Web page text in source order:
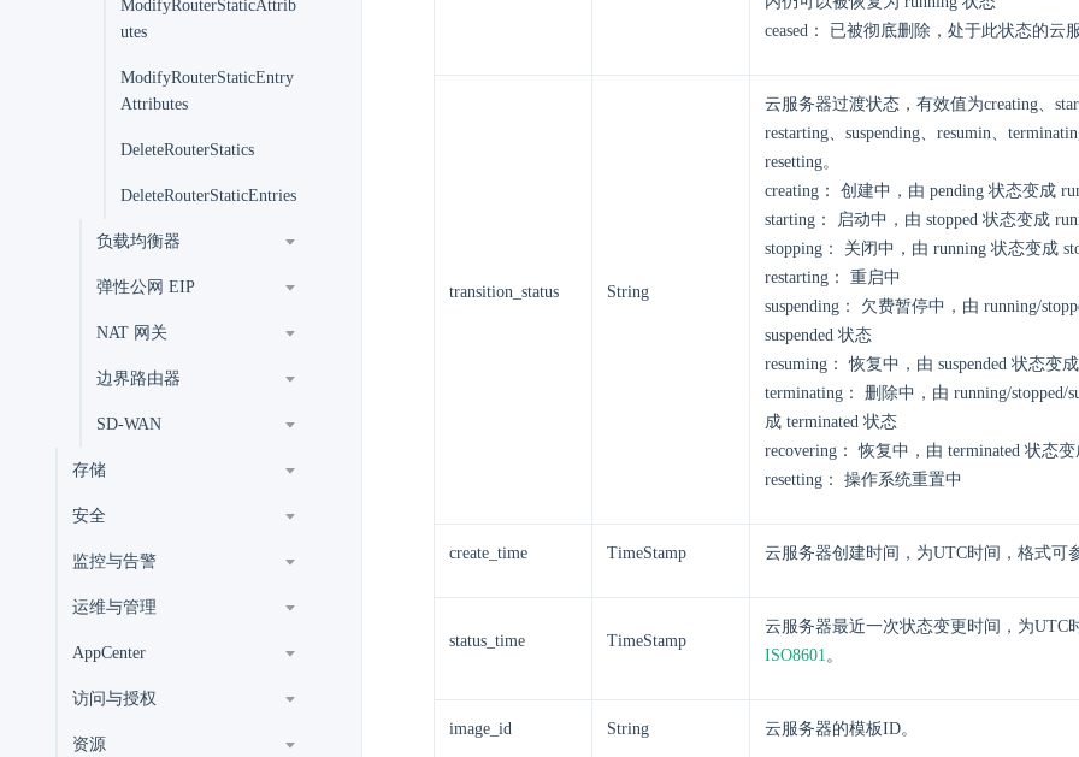
ModifyRouterStaticAttrib
utes
ModifyRouterStaticEntry
Attributes
DeleteRouterStatics
DeleteRouterStaticEntries
负载均衡器
弹性公网 EIP
NAT 网关
边界路由器
SD-WAN
存储
安全
监控与告警
运维与管理
AppCenter
访问与授权
资源
ceased： 已被彻底删除，处于此状态的云
transition_status String
云服务器过渡状态，有效值为creating、
restarting、suspending、resumin、
resetting。
creating： 创建中，由 pending 状态变成
starting： 启动中，由 stopped 状态变成
stopping： 关闭中，由 running 状态变成
restarting： 重启中
suspending： 欠费暂停中，由 running/
suspended 状态
resuming： 恢复中，由 suspended 状态变
terminating： 删除中，由 running/stopped/
成 terminated 状态
recovering： 恢复中，由 terminated 状态
resetting： 操作系统重置中
create_time TimeStamp 云服务器创建时间，为UTC时间，格式可
status_time TimeStamp
云服务器最近一次状态变更时间，为UTC
ISO8601。
image_id String 云服务器的模板ID。